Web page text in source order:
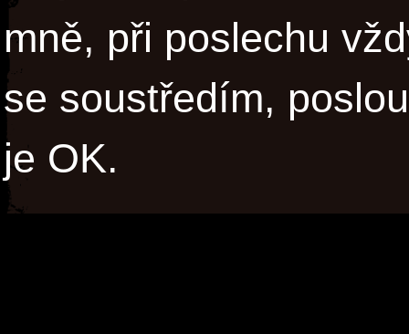
mně, při poslechu
se soustředím,
je OK.